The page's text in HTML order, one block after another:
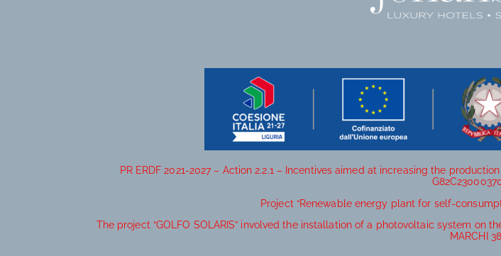
PR ERDF 2021-2027 – Action 2.2.1 – Incentives aimed at increasing the
Project “Renewable energy plant for self-
The project “GOLFO SOLARIS” involved the installation of a photovoltaic system on
MARCHI